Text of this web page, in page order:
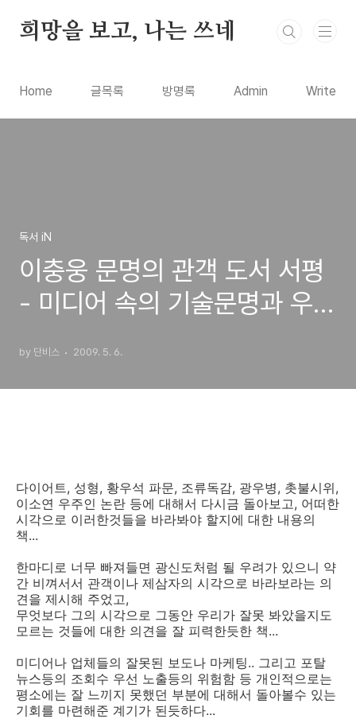
희망을 보고, 나는 쓰네
Home 글목록 방명록 Admin Write
독서 iN
이충웅 문명의 관객 도서 서평
- 미디어 속의 기술문명과 우리
by 단비스 2009. 5. 6.
다이어트, 성형, 황우석 파문, 조류독감, 광우병, 촛불시위,
이소연 우주인 논란 등에 대해서 다시금 돌아보고, 어떠한
시각으로 이러한것들을 바라봐야 할지에 대한 내용의
책...
한마디로 너무 빠져들면 광신도처럼 될 우려가 있으니 약
간 비껴서서 관객이나 제삼자의 시각으로 바라보라는 의
견을 제시해 주었고,
무엇보다 그의 시각으로 그동안 우리가 잘못 봐았을지도
모르는 것들에 대한 의견을 잘 피력한듯한 책...
미디어나 업체들의 잘못된 보도나 마케팅.. 그리고 포탈
뉴스등의 조회수 우선 노출등의 위험함 등 개인적으로는
평소에는 잘 느끼지 못했던 부분에 대해서 돌아볼수 있는
기회를 마련해준 계기가 된듯하다...